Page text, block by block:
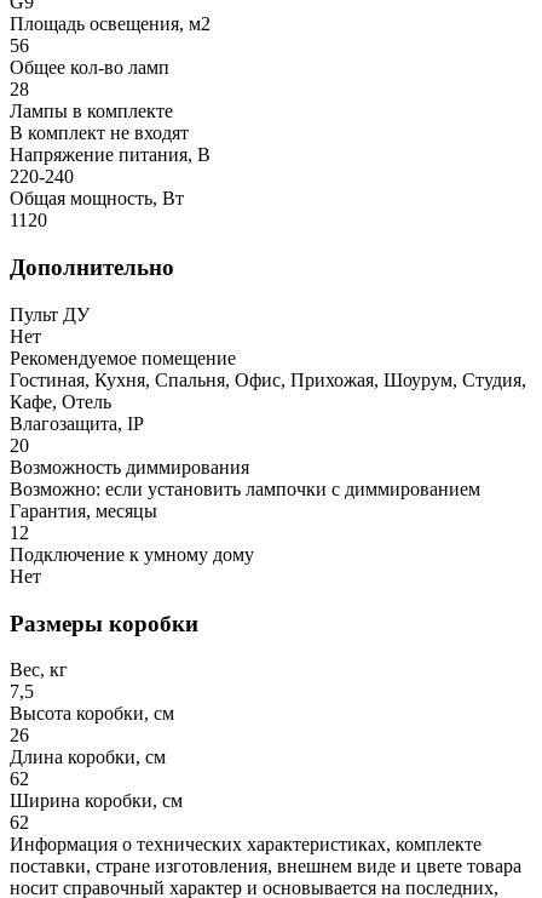
Площадь освещения, м2
56
Общее кол-во ламп
28
Лампы в комплекте
В комплект не входят
Напряжение питания, В
220-240
Общая мощность, Вт
1120
Дополнительно
Пульт ДУ
Нет
Рекомендуемое помещение
Гостиная, Кухня, Спальня, Офис, Прихожая, Шоурум, Студия,
Кафе, Отель
Влагозащита, IP
20
Возможность диммирования
Возможно: если установить лампочки с диммированием
Гарантия, месяцы
12
Подключение к умному дому
Нет
Размеры коробки
Вес, кг
7,5
Высота коробки, см
26
Длина коробки, см
62
Ширина коробки, см
62
Информация о технических характеристиках, комплекте
поставки, стране изготовления, внешнем виде и цвете товара
носит справочный характер и основывается на последних,